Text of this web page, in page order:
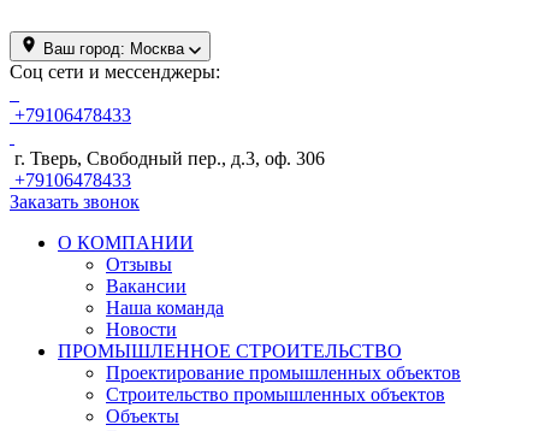
Ваш город: Москва
Соц сети и мессенджеры:
+79106478433
г. Тверь, Свободный пер., д.3, оф. 306
+79106478433
Заказать звонок
О КОМПАНИИ
Отзывы
Вакансии
Наша команда
Новости
ПРОМЫШЛЕННОЕ СТРОИТЕЛЬСТВО
Проектирование промышленных объектов
Строительство промышленных объектов
Объекты